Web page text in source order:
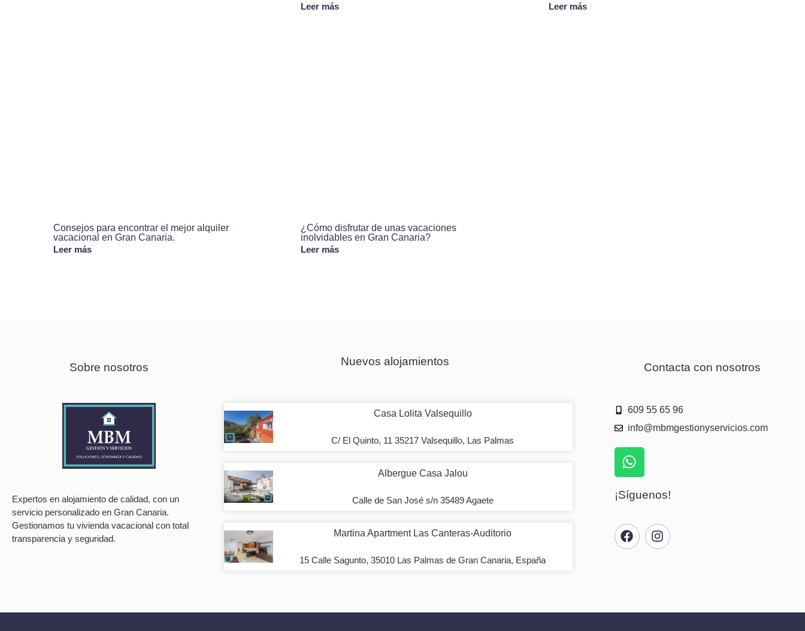
Leer más
Leer más
Consejos para encontrar el mejor alquiler
vacacional en Gran Canaria.
Leer más
¿Cómo disfrutar de unas vacaciones
inolvidables en Gran Canaria?
Leer más
Sobre nosotros
Expertos en alojamiento de calidad, con un
servicio personalizado en Gran Canaria.
Gestionamos tu vivienda vacacional con total
transparencia y seguridad.
Nuevos alojamientos
Casa Lolita Valsequillo
C/ El Quinto, 11 35217 Valsequillo, Las Palmas
Albergue Casa Jalou
Calle de San José s/n 35489 Agaete
Martina Apartment Las Canteras-Auditorio
15 Calle Sagunto, 35010 Las Palmas de Gran Canaria, España
Contacta con nosotros
609 55 65 96
info@mbmgestionyservicios.com
¡Síguenos!